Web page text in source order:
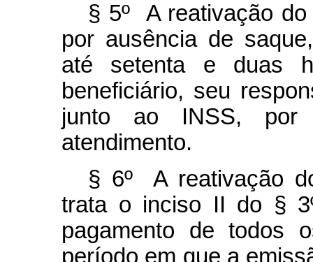
§ 5º A reativação
por ausência de
até setenta e duas
beneficiário, seu
junto ao INSS, por
atendimento.
§ 6º A reativação
trata o inciso II do §
pagamento de todos
período em que a